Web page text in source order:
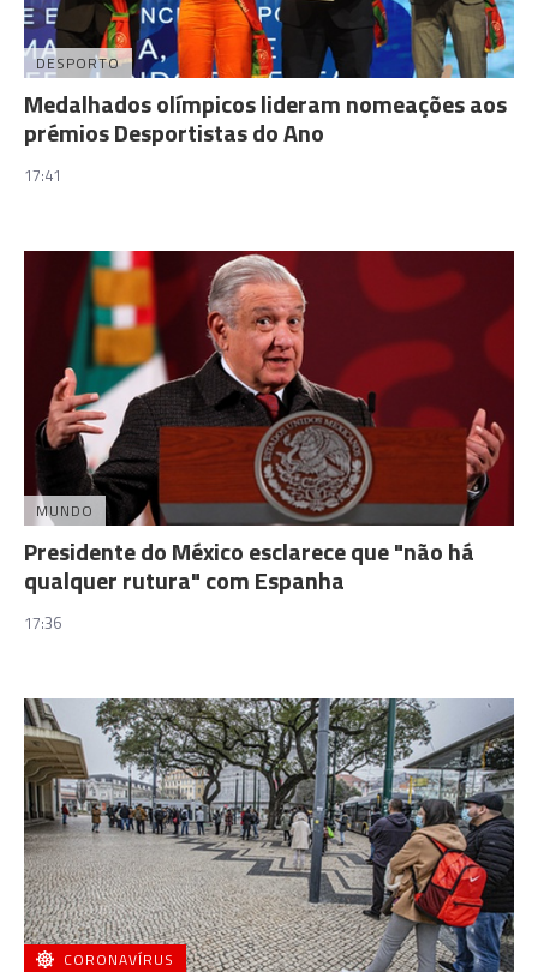
DESPORTO
Medalhados olímpicos lideram nomeações aos
prémios Desportistas do Ano
17:41
MUNDO
Presidente do México esclarece que "não há
qualquer rutura" com Espanha
17:36
CORONAVÍRUS